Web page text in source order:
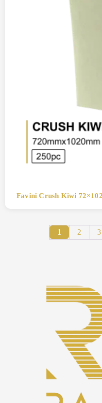
Favini Crush Kiwi
1 2 3